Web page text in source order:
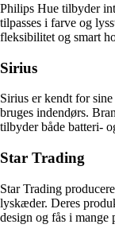
Philips Hue tilbyder
tilpasses i farve og
fleksibilitet og smart
Sirius
Sirius er kendt for
bruges indendørs.
tilbyder både batteri-
Star Trading
Star Trading
lyskæder. Deres
design og fås i mange